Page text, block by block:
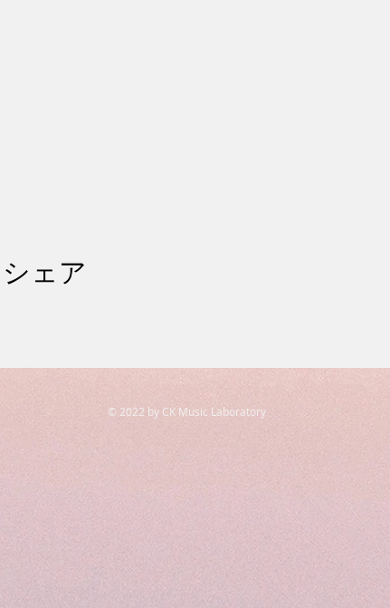
ェア
© 2022 by CK Music Laboratory